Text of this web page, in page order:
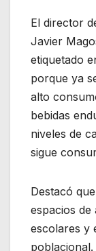
El director
Javier
etiquetado
porque ya
alto
bebidas
niveles de
sigue
Destacó
espacios de
escolares y